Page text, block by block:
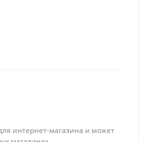
интернет-магазина и может